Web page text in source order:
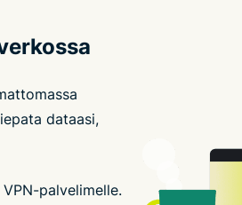
dataasi,
palvelimelle.